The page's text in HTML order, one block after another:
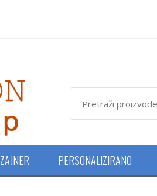
PERSONALIZIRANO